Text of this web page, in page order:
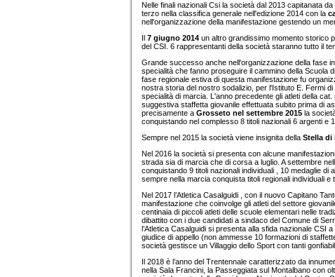
Nelle finali nazionali Csi la società dal 2013 capitanata da
terzo nella classifica generale nell'edizione 2014 con la
nell'organizzazione della manifestazione gestendo un
Il 7 giugno 2014 un altro grandissimo momento storico
del CSI. 6 rappresentanti della società staranno tutto il
Grande successo anche nell'organizzazione della fase
specialità che fanno proseguire il cammino della Scuola
fase regionale estiva di questa manifestazione fu
nostra storia del nostro sodalizio, per l'Istituto E. Fermi
specialità di marcia. L'anno precedente gli atleti della
suggestiva staffetta giovanile effettuata subito prima di
precisamente a Grosseto nel settembre 2015 la
conquistando nel complesso 8 titoli nazionali 6 argenti e
Sempre nel 2015 la società viene insignita della Stella di
Nel 2016 la società si presenta con alcune
strada sia di marcia che di corsa a luglio. A settembre
conquistando 9 titoli nazionali individuali , 10 medaglie
sempre nella marcia conquista titoli regionali individuali e
Nel 2017 l’Atletica Casalguidi , con il nuovo Capitano
manifestazione che coinvolge gli atleti del settore
centinaia di piccoli atleti delle scuole elementari nelle
dibattito con i due candidati a sindaco del Comune di
l’Atletica Casalguidi si presenta alla sfida nazionale
giudice di appello (non ammesse 10 formazioni di
società gestisce un Villaggio dello Sport con tanti
Il 2018 è l’anno del Trentennale caratterizzato da
nella Sala Francini, la Passeggiata sul Montalbano con